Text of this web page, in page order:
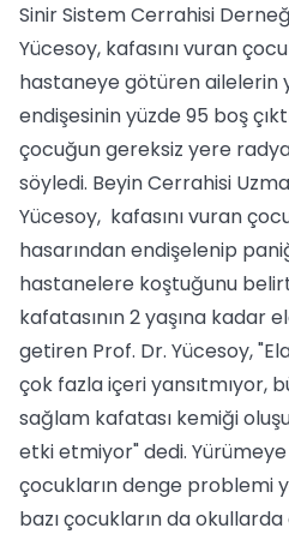
Sinir Sistem Cerrahisi
Yücesoy, kafasını vuran
hastaneye götüren ailelerin
endişesinin yüzde 95 boş
çocuğun gereksiz yere
söyledi. Beyin Cerrahisi
Yücesoy, kafasını vuran
hasarından endişelenip
hastanelere koştuğunu
kafatasının 2 yaşına kadar
getiren Prof. Dr. Yücesoy,
çok fazla içeri yansıtmıyor,
sağlam kafatası kemiği
etki etmiyor" dedi.
çocukların denge problemi
bazı çocukların da